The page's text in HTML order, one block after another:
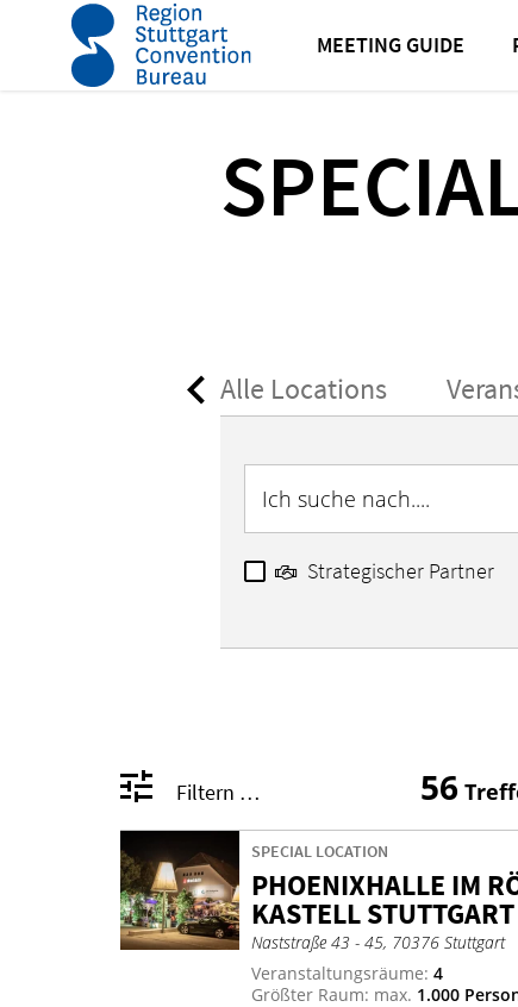
MEETING GUIDE
Startseite Meeting Guide
Alle Locations
Ich suche nach....
Strategischer Partner
Filtern … 56
SPECIAL LOCATION
PHOE­NIX­HAL­LE IM
KAS­TELL STUTT­GART
Naststraße 43 - 45, 70376 Stuttgart
Veranstaltungsräume: 4
Größter Raum: max. 1.000